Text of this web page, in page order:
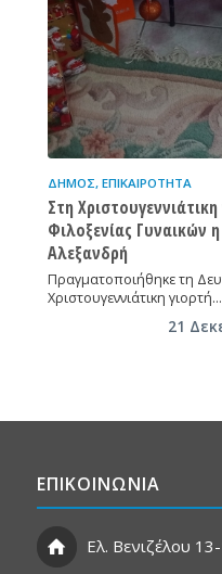
ΔΉΜΟΣ, ΕΠΙΚΑΙΡΌΤΗΤΑ
Στη
Φιλοξενίας Γυναικών
Αλεξανδρή
Πραγματοποιήθηκε τη
Χριστουγεννιάτικη γιορτή…
21
ΕΠΙΚΟΙΝΩΝΙΑ
Ελ. Βενιζέλου